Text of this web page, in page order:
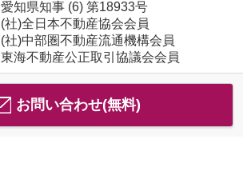
愛知県知事 (6) 第18933号
(社)全日本不動産協会会員
(社)中部圏不動産流通機構会員
東海不動産公正取引協議会会員
お問い合わせ(無料)